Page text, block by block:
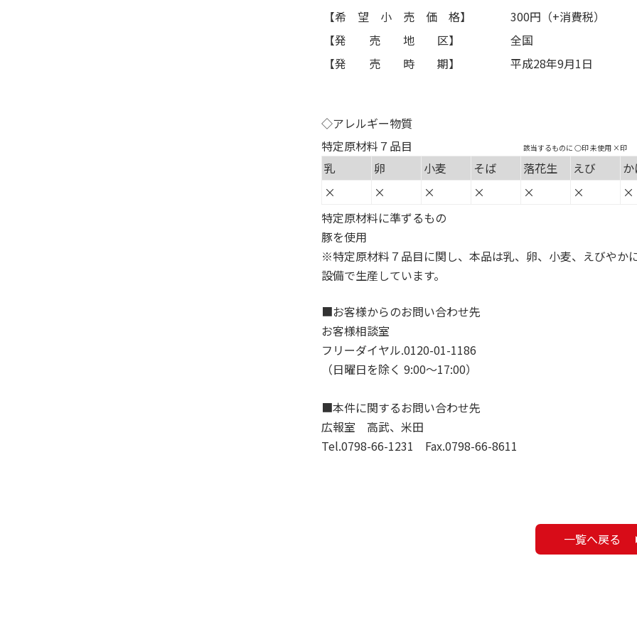
【希 望 小 売 価 格】
300円（+消費税）
【発 売 地 区】
全国
【発 売 時 期】
平成28年9月1日
◇アレルギー物質
特定原材料７品目
該当するものに ○印 未使用 ×印
乳 卵 小麦 そば 落花生 えび
×
× × × × ×
×
特定原材料に準ずるもの
豚を使用
※特定原材料７品目に関し、本品は乳、卵、小麦、えびやか
設備で生産しています。
■お客様からのお問い合わせ先
お客様相談室
フリーダイヤル.0120-01-1186
（日曜日を除く 9:00～17:00）
■本件に関するお問い合わせ先
広報室 高武、米田
Tel.0798-66-1231 Fax.0798-66-8611
一覧へ戻る